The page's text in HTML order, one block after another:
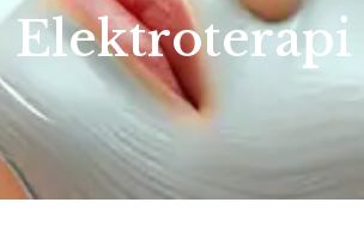
Elektroterapi